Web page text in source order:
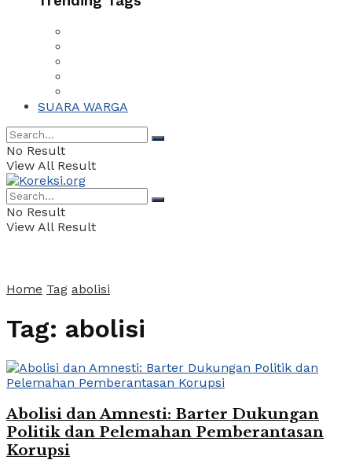
SUARA WARGA
No Result
View All Result
No Result
View All Result
Home Tag abolisi
Tag: abolisi
Abolisi dan Amnesti: Barter Dukungan
Politik dan Pelemahan Pemberantasan
Korupsi